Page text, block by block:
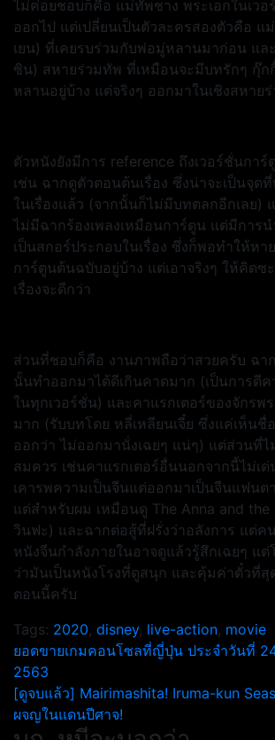
ไม่ค่อยชอบก็คือ แม่ทัพชาง พระเอกในเว
ออกไป แต่เปลี่ยนเป็นตัวละครสองตัวคือ
เยน) ที่เคยรบร่วมกับพ่อมู่หลานมาก่อน แล
ซิน) สหายร่วมทัพ ที่เหมือนจะมีบทรักๆ กุ๊
หลานอยู่บ้าง แต่จริงๆ ออกมาในเชิงสหาย
ตัวหนังยังมีการ reference ถึงเวอร์ชั่นการ์
เช่น ฉากดูตัวตอนต้นเรื่อง ซึ่งน่าจะเป็นจุด
ในเรื่องแล้ว (จากนั้นก็ไม่มีบทตลกอีกเลย)
ไม่มีฉากร้องเพลงเหมือนการ์ตูน แต่มีการน
เป็นสกอร์ประกอบในเรื่อง ซึ่งก็พอทำให้หา
การ์ตูนต้นฉบับอยู่บ้าง แต่เอาจริงๆ ให้คิดซ
เรื่องจะดีกว่า
ส่วนที่ชอบก็คือ งานภาพถือว่าสวยครับ ฉาก
นั้นทำออกมาได้ดีเกินคาดมาก (เป็นการตี
ในทุกเวอร์ชั่น) และคาแรกเตอร์ของจักรพ
มาก (รับบทโดย หลี่เหลียนเจี๋ย ซึ่งแค่เห็นชื่
ออกว่า ไม่ออกมานั่งเฉยๆ แน่ๆ) แต่ส่วนที่
สมควร เช่นคาแรกเตอร์อื่นนอกจากนี้ไม่เด่
เคารพความเป็นจีนแต่ออกมาเป็นจีนแฟนต
แต่สำหรับผม เหมือนดู The Anna and the
วินฟะ) และฉากต่อสู้ที่ฝรั่งว่าอลังการ แต่
หนังจีนกำลังภายในอาจดูแล้วรู้สึกเฉยๆ แ
ว่ามันเป็นหนังโรงที่ดูสนุก และคุ้มค่าตั๋วที่สุ
ตอนนี้ครับ
Tags: 2020, disney, live-action, movie
แนะแนว
เรื่อง
ยอดขายเกมคอนโซลที่ญี่ปุ่น ประจำวันที่
2563
[ดูจบแล้ว] Mairimashita! Iruma-kun
ผจญในแดนปีศาจ!